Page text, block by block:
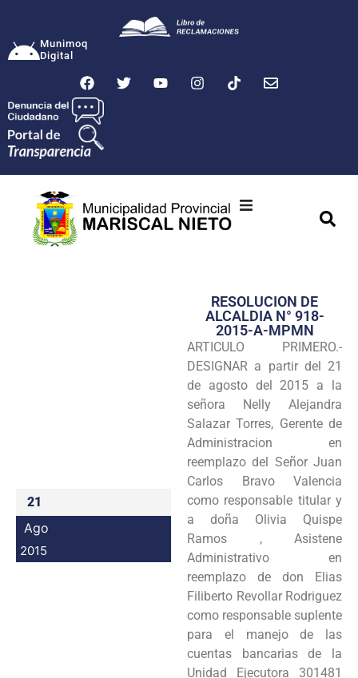
Munimoq
Digital
Transparencia
Seguridad
Programas
Intranet
21
Ago
2015
RESOLUCION DE
ALCALDIA N° 918-
2015-A-MPMN
ARTICULO PRIMERO.-
DESIGNAR a partir del 21
de agosto del 2015 a la
señora Nelly Alejandra
Salazar Torres, Gerente de
Administracion en
reemplazo del Señor Juan
Carlos Bravo Valencia
como responsable titular y
a doña Olivia Quispe
Ramos , Asistene
Administrativo en
reemplazo de don Elias
Filiberto Revollar Rodriguez
como responsable suplente
para el manejo de las
cuentas bancarias de la
Unidad Ejecutora 301481